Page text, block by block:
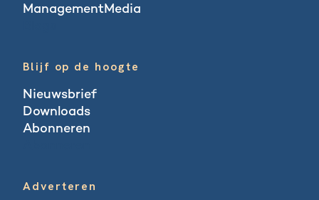
ManagementMedia
Blijf op de hoogte
Nieuwsbrief
Downloads
Abonneren
Adverteren